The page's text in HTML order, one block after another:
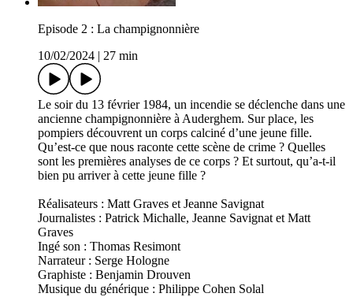
Episode 2 : La champignonnière
10/02/2024
27 min
Le soir du 13 février 1984, un incendie se déclenche dans une
ancienne champignonnière à Auderghem. Sur place, les
pompiers découvrent un corps calciné d’une jeune fille.
Qu’est-ce que nous raconte cette scène de crime ? Quelles
sont les premières analyses de ce corps ? Et surtout, qu’a-t-il
bien pu arriver à cette jeune fille ?
Réalisateurs : Matt Graves et Jeanne Savignat
Journalistes : Patrick Michalle, Jeanne Savignat et Matt
Graves
Ingé son : Thomas Resimont
Narrateur : Serge Hologne
Graphiste : Benjamin Drouven
Musique du générique : Philippe Cohen Solal